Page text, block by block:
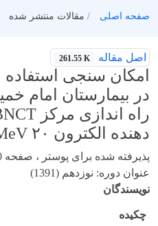
صفحه اصلی مقالات منتشر شده
اصل مقاله 261.55 K
امکان سنجی استفاده
در بیمارستان امام
دهنده الکترون MeV ۲۰
پذیرفته شده برای پوستر ، صفحه 0-0 (
عنوان دوره: نوزدهم (1391)
نویسندگان
چکیده